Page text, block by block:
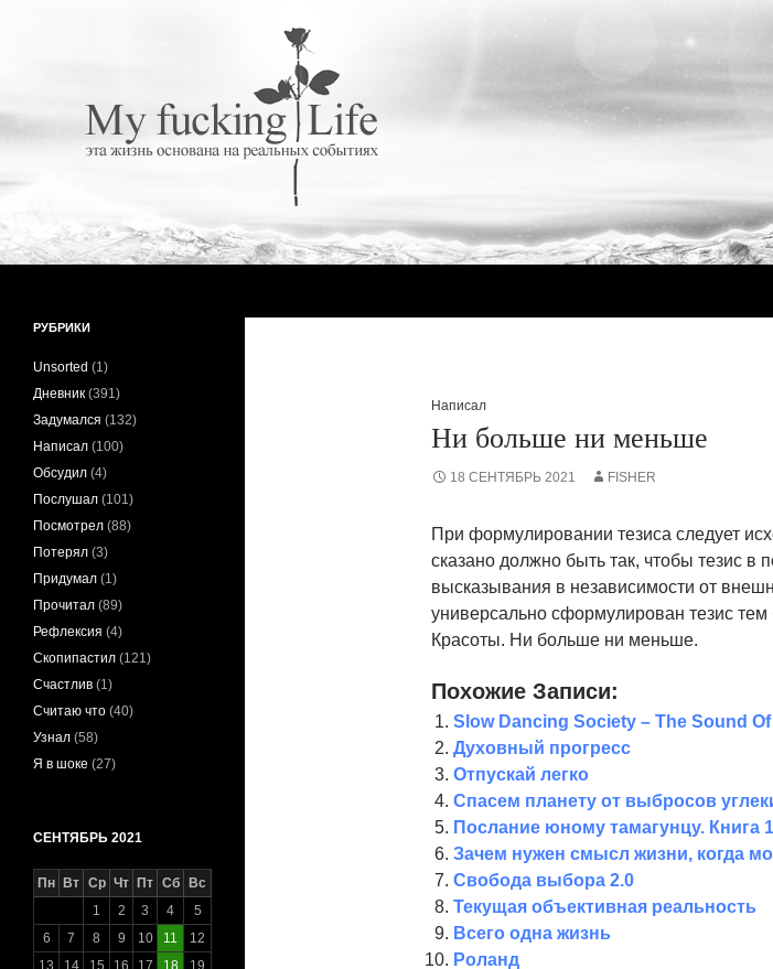
Написал
Ни больше ни меньше
18 СЕНТЯБРЬ 2021 FISHER
При формулировании тезиса следует
сказано должно быть так, чтобы тезис в
высказывания в независимости от
универсально сформулирован тезис
Красоты. Ни больше ни меньше.
Похожие Записи:
Slow Dancing Society – The Sound
Духовный прогресс
Отпускай легко
Спасем планету от выбросов
Послание юному тамагунцу. Книга
Зачем нужен смысл жизни, когда
Свобода выбора 2.0
Текущая объективная реальность
Всего одна жизнь
Роланд
Эта жизнь основана на реальных
РУБРИКИ
Unsorted (1)
Дневник (391)
Задумался (132)
Написал (100)
Обсудил (4)
Послушал (101)
Посмотрел (88)
Потерял (3)
Придумал (1)
Прочитал (89)
Рефлексия (4)
Скопипастил (121)
Счастлив (1)
Считаю что (40)
Узнал (58)
Я в шоке (27)
СЕНТЯБРЬ 2021
Пн Вт Ср Чт Пт Сб Вс
1 2 3 4
5
6
7 8 9 10 11
12
13
14 15 16 17 18
19